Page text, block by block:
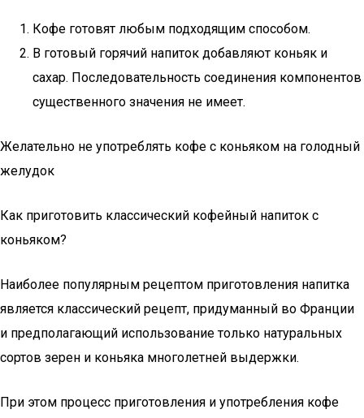
Кофе готовят любым подходящим способом.
В готовый горячий напиток добавляют коньяк и
сахар. Последовательность соединения компонентов
существенного значения не имеет.
Желательно не употреблять кофе с коньяком на голодный
желудок
Как приготовить классический кофейный напиток с
коньяком?
Наиболее популярным рецептом приготовления напитка
является классический рецепт, придуманный во Франции
и предполагающий использование только натуральных
сортов зерен и коньяка многолетней выдержки.
При этом процесс приготовления и употребления кофе